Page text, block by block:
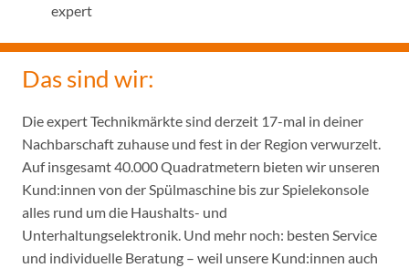
expert
Das sind wir:
Die expert Technikmärkte sind derzeit 17-mal in deiner
Nachbarschaft zuhause und fest in der Region verwurzelt.
Auf insgesamt 40.000 Quadratmetern bieten wir unseren
Kund:innen von der Spülmaschine bis zur Spielekonsole
alles rund um die Haushalts- und
Unterhaltungselektronik. Und mehr noch: besten Service
und individuelle Beratung – weil unsere Kund:innen auch